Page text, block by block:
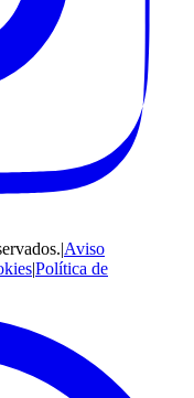
|Aviso
|Política de